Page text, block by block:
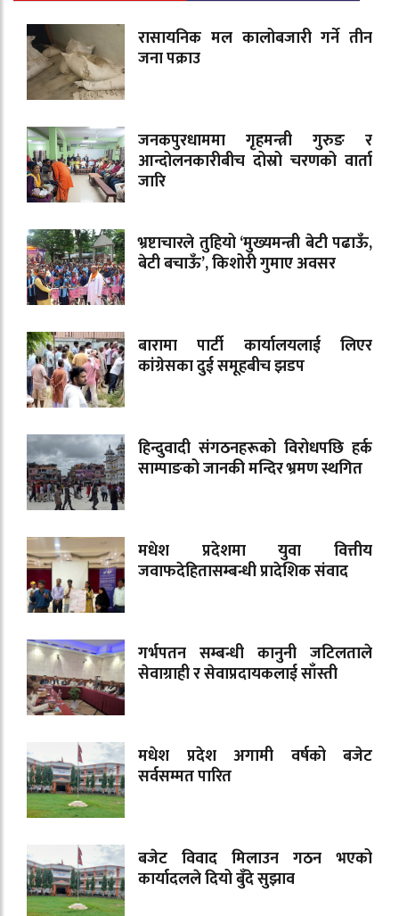
रासायनिक मल कालोबजारी गर्ने तीन
जना पक्राउ
जनकपुरधाममा गृहमन्त्री गुरुङ र
आन्दोलनकारीबीच दोस्रो चरणको वार्ता
जारि
भ्रष्टाचारले तुहियो ‘मुख्यमन्त्री बेटी पढाऊँ,
बेटी बचाऊँ’, किशोरी गुमाए अवसर
बारामा पार्टी कार्यालयलाई लिएर
कांग्रेसका दुई समूहबीच झडप
हिन्दुवादी संगठनहरूको विरोधपछि हर्क
साम्पाङको जानकी मन्दिर भ्रमण स्थगित
मधेश प्रदेशमा युवा वित्तीय
जवाफदेहितासम्बन्धी प्रादेशिक संवाद
गर्भपतन सम्बन्धी कानुनी जटिलताले
सेवाग्राही र सेवाप्रदायकलाई साँस्ती
मधेश प्रदेश अगामी वर्षको बजेट
सर्वसम्मत पारित
बजेट विवाद मिलाउन गठन भएको
कार्यादलले दियो बुँदे सुझाव